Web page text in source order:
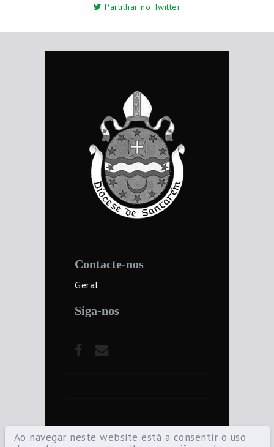
Ao navegar neste website está a consentir o uso
Partilhar no Twitter
Contacte-nos
Geral
Siga-nos